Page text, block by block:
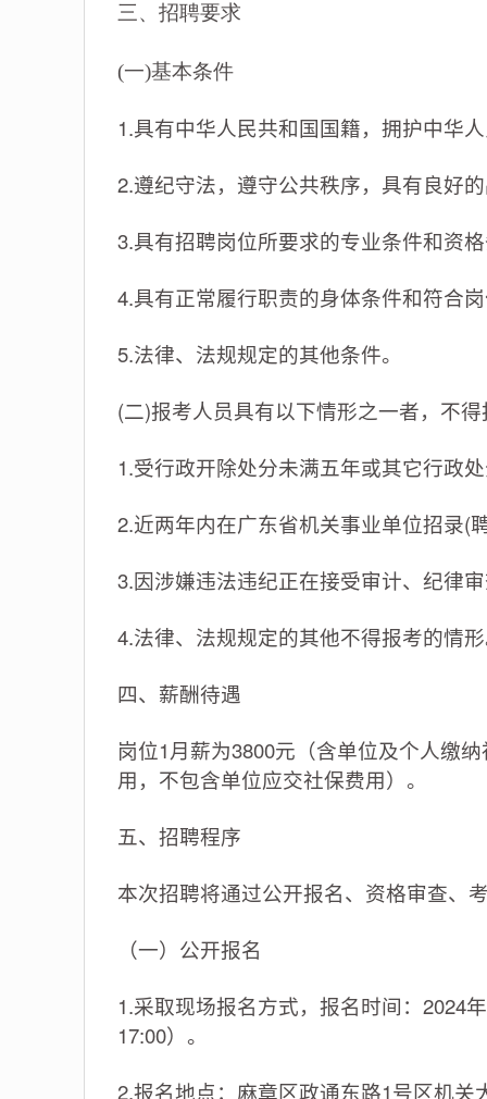
三、招聘要求
(一)基本条件
1.具有中华人民共和国国籍，拥护中华
2.遵纪守法，遵守公共秩序，具有良好
3.具有招聘岗位所要求的专业条件和资
4.具有正常履行职责的身体条件和符合
5.法律、法规规定的其他条件。
(二)报考人员具有以下情形之一者，不
1.受行政开除处分未满五年或其它行政
2.近两年内在广东省机关事业单位招录(
3.因涉嫌违法违纪正在接受审计、纪律
4.法律、法规规定的其他不得报考的情
四、薪酬待遇
岗位1月薪为3800元（含单位及个人缴
用，不包含单位应交社保费用）。
五、招聘程序
本次招聘将通过公开报名、资格审查、
（一）公开报名
1.采取现场报名方式，报名时间：2024
17:00）。
2.报名地点：麻章区政通东路1号区机关